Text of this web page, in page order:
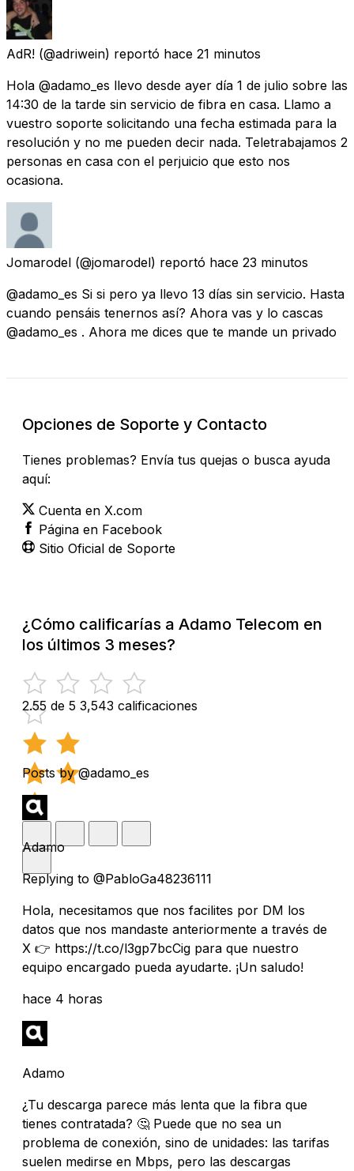
AdR! (@adriwein) reportó hace 21 minutos
Hola @adamo_es llevo desde ayer día 1 de julio sobre las
14:30 de la tarde sin servicio de fibra en casa. Llamo a
vuestro soporte solicitando una fecha estimada para la
resolución y no me pueden decir nada. Teletrabajamos 2
personas en casa con el perjuicio que esto nos
ocasiona.
Jomarodel (@jomarodel) reportó hace 23 minutos
@adamo_es Si si pero ya llevo 13 días sin servicio. Hasta
cuando pensáis tenernos así? Ahora vas y lo cascas
@adamo_es . Ahora me dices que te mande un privado
Opciones de Soporte y Contacto
Tienes problemas? Envía tus quejas o busca ayuda
aquí:
Cuenta en X.com
Página en Facebook
Sitio Oficial de Soporte
¿Cómo calificarías a Adamo Telecom en
los últimos 3 meses?
2.55 de 5 3,543 calificaciones
Posts by @adamo_es
Adamo
Replying to @PabloGa48236111
Hola, necesitamos que nos facilites por DM los
datos que nos mandaste anteriormente a través de
X 👉 https://t.co/l3gp7bcCig para que nuestro
equipo encargado pueda ayudarte. ¡Un saludo!
hace 4 horas
Adamo
¿Tu descarga parece más lenta que la fibra que
tienes contratada? 🤔 Puede que no sea un
problema de conexión, sino de unidades: las tarifas
suelen medirse en Mbps, pero las descargas